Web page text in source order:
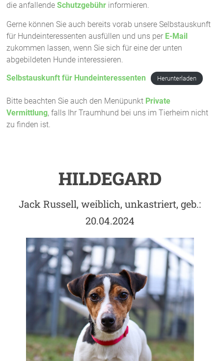
die anfallendeSchutzgebühr informieren.
Gerne können Sie auch bereits vorab unsere Selbstauskunft
für Hundeinteressenten ausfüllen und uns per E-Mail
zukommen lassen, wenn Sie sich für eine der unten
abgebildeten Hunde interessieren.
Selbstauskunft für Hundeinteressenten
Herunterladen
Bitte beachten Sie auch den Menüpunkt Private
Vermittlung, falls Ihr Traumhund bei uns im Tierheim nicht
zu finden ist.
HILDEGARD
Jack Russell, weiblich, unkastriert, geb.:
20.04.2024